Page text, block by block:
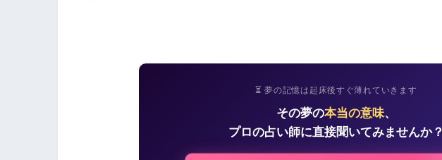
⏳ 夢の記憶は起床後すぐ薄れていきます
その夢の本当の意味、
プロの占い師に直接聞いてみませんか？